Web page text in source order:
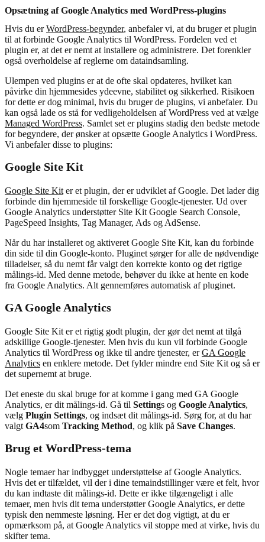
Opsætning af Google Analytics med WordPress-plugins
Hvis du erWordPress-begynder, anbefaler vi, at du bruger et plugin
til at forbinde Google Analytics til WordPress. Fordelen ved et
plugin er, at det er nemt at installere og administrere. Det forenkler
også overholdelse af reglerne om dataindsamling.
Ulempen ved plugins er at de ofte skal opdateres, hvilket kan
påvirke din hjemmesides ydeevne, stabilitet og sikkerhed. Risikoen
for dette er dog minimal, hvis du bruger de plugins, vi anbefaler. Du
kan også lade os stå for vedligeholdelsen af WordPress ved at vælge
Managed WordPress. Samlet set er plugins stadig den bedste metode
for begyndere, der ønsker at opsætte Google Analytics i WordPress.
Vi anbefaler disse to plugins:
Google Site Kit
Google Site Kit er et plugin, der er udviklet af Google. Det lader dig
forbinde din hjemmeside til forskellige Google-tjenester. Ud over
Google Analytics understøtter Site Kit Google Search Console,
PageSpeed ​​Insights, Tag Manager, Ads og AdSense.
Når du har installeret og aktiveret Google Site Kit, kan du forbinde
din side til din Google-konto. Pluginet sørger for alle de nødvendige
tilladelser, så du nemt får valgt den korrekte konto og det rigtige
målings-id. Med denne metode, behøver du ikke at hente en kode
fra Google Analytics. Alt gennemføres automatisk af pluginet.
GA Google Analytics
Google Site Kit er et rigtig godt plugin, der gør det nemt at tilgå
adskillige Google-tjenester. Men hvis du kun vil forbinde Google
Analytics til WordPress og ikke til andre tjenester, erGA Google
Analytics en enklere metode. Det fylder mindre end Site Kit og så er
det supernemt at bruge.
Det eneste du skal bruge for at komme i gang med GA Google
Analytics, er dit målings-id. Gå til Settings og Google Analytics,
vælg Plugin Settings, og indsæt dit målings-id. Sørg for, at du har
valgt GA4som Tracking Method, og klik på Save Changes.
Brug et WordPress-tema
Nogle temaer har indbygget understøttelse af Google Analytics.
Hvis det er tilfældet, vil der i dine temaindstillinger være et felt, hvor
du kan indtaste dit målings-id. Dette er ikke tilgængeligt i alle
temaer, men hvis dit tema understøtter Google Analytics, er dette
typisk den nemmeste løsning. Her er det dog vigtigt, at du er
opmærksom på, at Google Analytics vil stoppe med at virke, hvis du
skifter tema.